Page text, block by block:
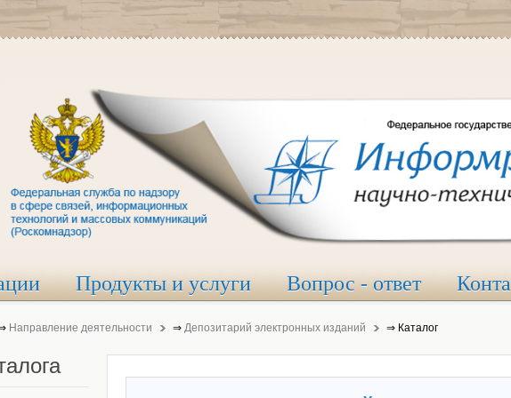
Продукты и услуги Вопрос - ответ
Направление деятельности ⇒ Депозитарий электронных изданий ⇒ Каталог